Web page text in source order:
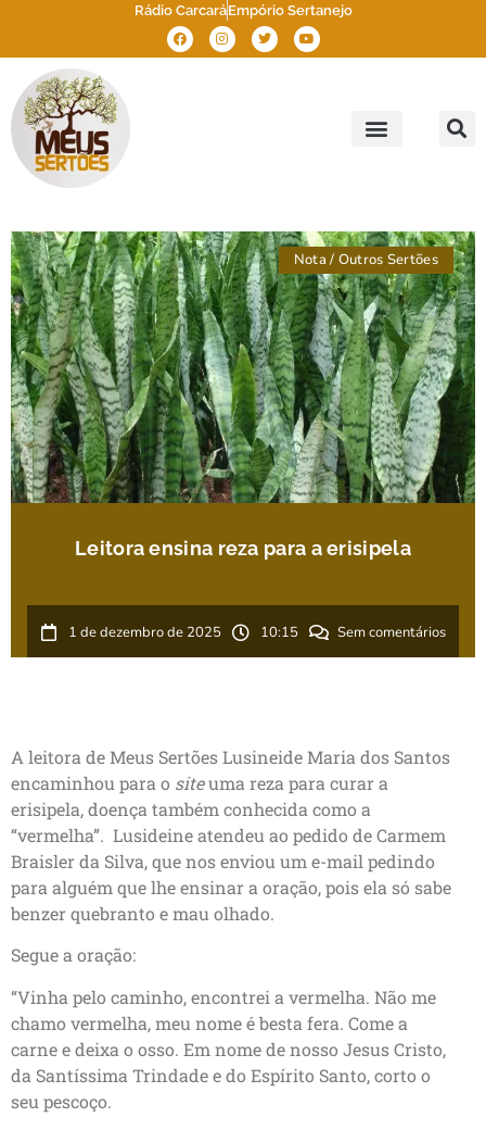
Rádio CarcaráEmpório Sertanejo
Nota / Outros Sertões
Leitora ensina reza para a erisipela
1 de dezembro de 2025 10:15 Sem comentários
A leitora de Meus Sertões Lusineide Maria dos Santos
encaminhou para o siteuma reza para curar a
erisipela, doença também conhecida como a
“vermelha”. Lusideine atendeu ao pedido de Carmem
Braisler da Silva, que nos enviou um e-mail pedindo
para alguém que lhe ensinar a oração, pois ela só sabe
benzer quebranto e mau olhado.
Segue a oração:
“Vinha pelo caminho, encontrei a vermelha. Não me
chamo vermelha, meu nome é besta fera. Come a
carne e deixa o osso. Em nome de nosso Jesus Cristo,
da Santíssima Trindade e do Espírito Santo, corto o
seu pescoço.